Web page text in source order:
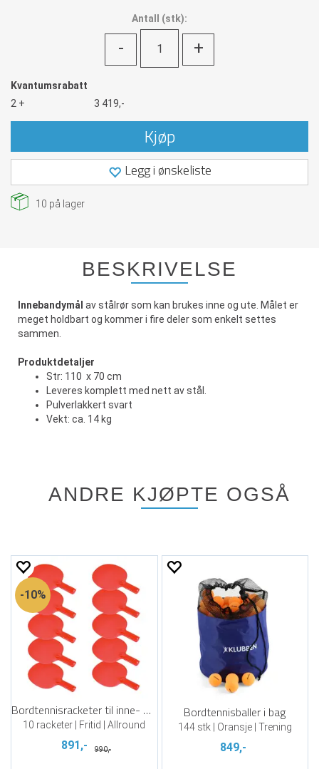
Antall (stk):
- +
Kvantumsrabatt
2 +
3 419,-
Kjøp
Legg i ønskeliste
10 på lager
BESKRIVELSE
Innebandymål av stålrør som kan brukes inne og ute. Målet er
meget holdbart og kommer i fire deler som enkelt settes
sammen.
Produktdetaljer
Str: 110 x 70 cm
Leveres komplett med nett av stål.
Pulverlakkert svart
Vekt: ca. 14 kg
ANDRE KJØPTE OGSÅ
10%
Bordtennisracketer til inne- og utebruk
10 racketer | Fritid | Allround
891,- 990,-
Bordtennisballer i bag
144 stk | Oransje | Trening
849,-